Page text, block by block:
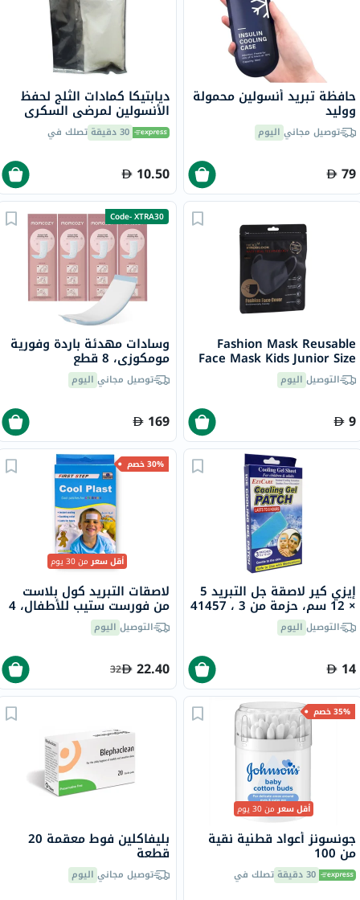
حافظة تبريد أنسولين محمولة
ووليد
توصيل مجاني اليوم
79
ديابتيكا كمادات الثلج لحفظ
الأنسولين لمرضى السكري
30 دقيقة تصلك في
10.50
Fashion Mask Reusable
Face Mask Kids Junior Size
ILS005
التوصيل اليوم
9
Code- XTRA30
وسادات مهدئة باردة وفورية
مومكوزي، 8 قطع
توصيل مجاني اليوم
169
إيزي كير لاصقة جل التبريد 5
× 12 سم، حزمة من 3 ، 41457
التوصيل اليوم
14
30% خصم
أقل سعرمن 30 يوم
لاصقات التبريد كول بلاست
من فورست ستيب للأطفال، 4
لاصقات
التوصيل اليوم
22.40
32
35% خصم
أقل سعرمن 30 يوم
جونسونز أعواد قطنية نقية
من 100
30 دقيقة تصلك في
بليفاكلين فوط معقمة 20
قطعة
توصيل مجاني اليوم